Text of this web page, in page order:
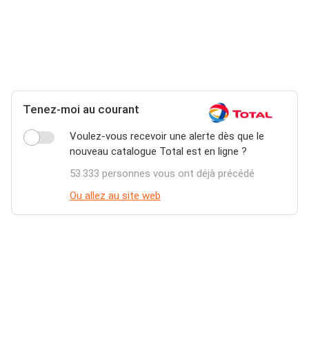
Tenez-moi au courant
Voulez-vous recevoir une alerte dès que le
nouveau catalogue Total est en ligne ?
53.333 personnes vous ont déjà précédé
Ou allez au site web